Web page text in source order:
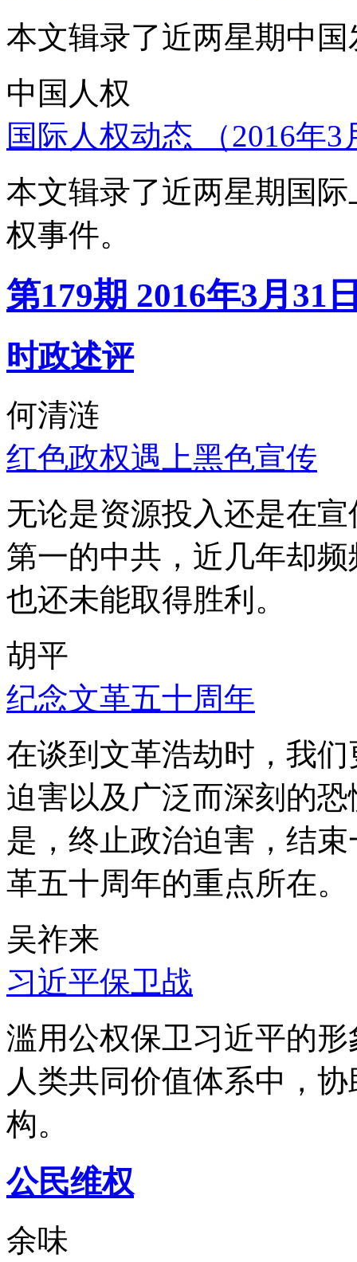
本文辑录了近两星期中
中国人权
国际人权动态 （2016年
本文辑录了近两星期国
权事件。
第179期 2016年3月31
时政述评
何清涟
红色政权遇上黑色宣传
无论是资源投入还是在
第一的中共，近几年却
也还未能取得胜利。
胡平
纪念文革五十周年
在谈到文革浩劫时，我
迫害以及广泛而深刻的
是，终止政治迫害，结
革五十周年的重点所在。
吴祚来
习近平保卫战
滥用公权保卫习近平的
人类共同价值体系中，
构。
公民维权
余味